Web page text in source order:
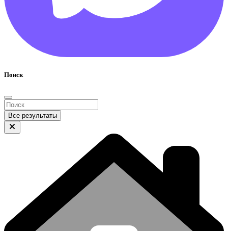
Поиск
Все результаты